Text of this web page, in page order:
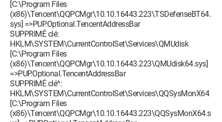
[C:\Program Files
(x86)\Tencent\QQPCMgr\10.10.16443.223\TSDefenseBT64.
sys] =>PUP.Optional.TencentAddressBar
SUPPRIMÉ clé:
HKLM\SYSTEM\CurrentControlSet\Services\QMUdisk
[C:\Program Files
(x86)\Tencent\QQPCMgr\10.10.16443.223\QMUdisk64.sys]
=>PUP.Optional.TencentAddressBar
SUPPRIMÉ clé^:
HKLM\SYSTEM\CurrentControlSet\Services\QQSysMonX64
[C:\Program Files
(x86)\Tencent\QQPCMgr\10.10.16443.223\QQSysMonX64.s